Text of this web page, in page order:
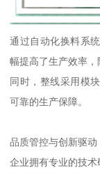
通过自动化换料系
幅提高了生产效率，
同时，整线采用模
可靠的生产保障。
品质管控与创新驱动
企业拥有专业的技术